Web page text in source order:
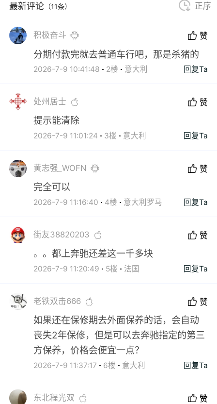
最新评论 （11条） 正序
积极奋斗 赞
分期付款完就去普通车行吧，那是杀猪的
2026-7-9 10:41:48 2楼 意大利 回复Ta
处州居士 赞
提示能清除
2026-7-9 11:01:24 3楼 意大利 回复Ta
黄志强_WOFN 赞
完全可以
2026-7-9 11:16:40 4楼 意大利罗马 回复Ta
街友38820203 赞
。。都上奔驰还差这一千多块
2026-7-9 11:20:49 5楼 法国 回复Ta
老铁双击666 赞
如果还在保修期去外面保养的话，会自动
丧失2年保修，但是可以去奔驰指定的第三
方保养，价格会便宜一点？
2026-7-9 11:37:17 6楼 意大利 回复Ta
东北程光双 赞